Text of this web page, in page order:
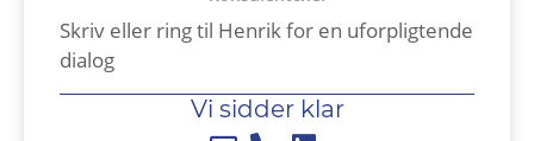
Skriv eller ring til Henrik for en uforpligtende
dialog
Vi sidder klar